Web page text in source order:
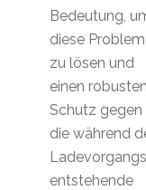
Bedeutung,
diese
zu lösen und
einen
Schutz gegen
die während
Ladevorgangs
entstehende